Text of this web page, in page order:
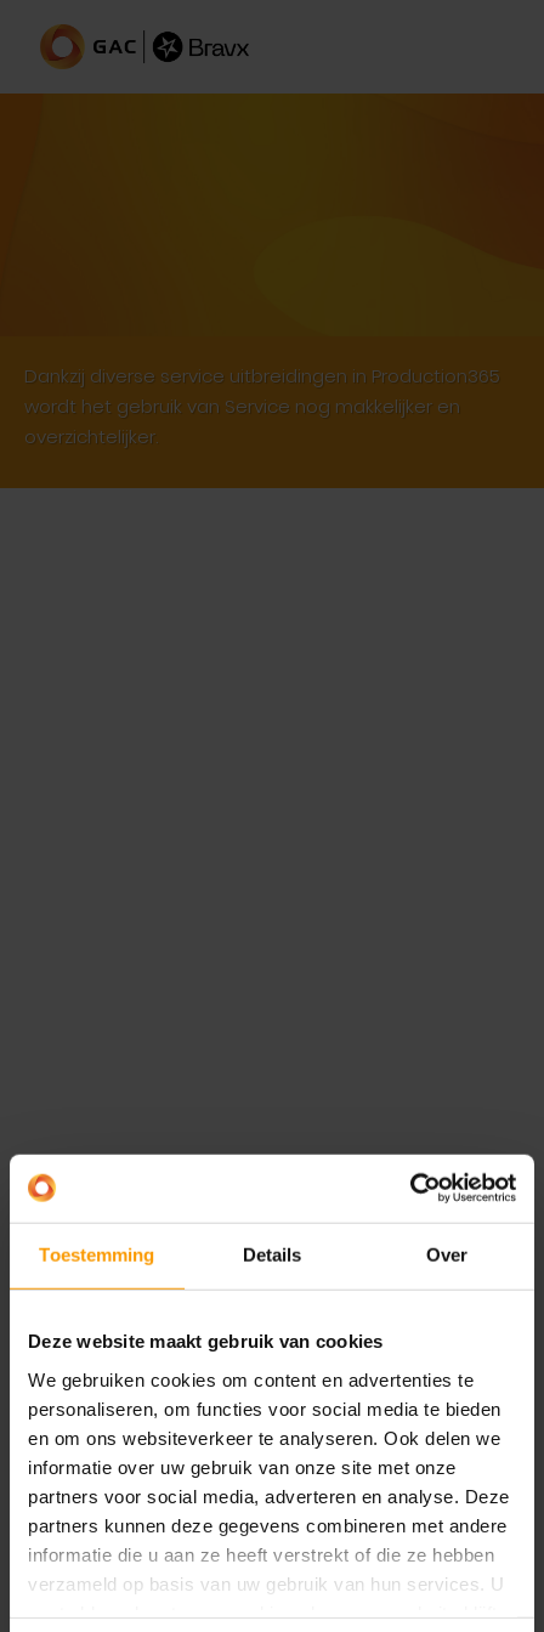
Toestemming Details Over
Deze website maakt gebruik van cookies
We gebruiken cookies om content en advertenties te
personaliseren, om functies voor social media te bieden
en om ons websiteverkeer te analyseren. Ook delen we
informatie over uw gebruik van onze site met onze
partners voor social media, adverteren en analyse. Deze
partners kunnen deze gegevens combineren met andere
informatie die u aan ze heeft verstrekt of die ze hebben
verzameld op basis van uw gebruik van hun services. U
Dankzij diverse service uitbreidingen in Production365
wordt het gebruik van Service nog makkelijker en
overzichtelijker.
De standaard service module wordt met onze
‘Service uitbreidingen’ nog verder versterkt. In
combinatie met de andere modules die we
overzichtelijker en makkelijker gemaakt. Hieronder
staan de belangrijkste toevoegingen:
Inkooporders aanmaken vanuit de werkbon
van het serviceartikel
Service artikel informatie wordt weergegeven in
de feitenblokken
Automatisch resourcenummers invullen in de